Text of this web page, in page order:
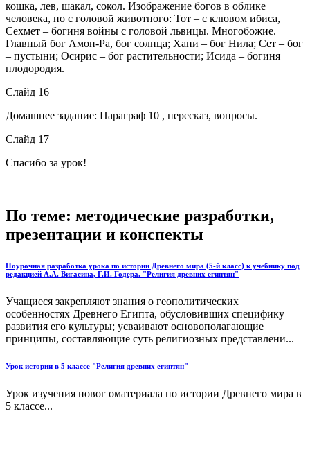
кошка, лев, шакал, сокол. Изображение богов в облике
человека, но с головой животного: Тот – с клювом ибиса,
Сехмет – богиня войны с головой львицы. Многобожие.
Главный бог Амон-Ра, бог солнца; Хапи – бог Нила; Сет – бог
– пустыни; Осирис – бог растительности; Исида – богиня
плодородия.
Слайд 16
Домашнее задание: Параграф 10 , пересказ, вопросы.
Слайд 17
Спасибо за урок!
По теме: методические разработки,
презентации и конспекты
Поурочная разработка урока по истории Древнего мира (5-й класс) к учебнику под
редакцией А.А. Вигасина, Г.И. Годера. "Религия древних египтян"
Учащиеся закрепляют знания о геополитических
особенностях Древнего Египта, обусловивших специфику
развития его культуры; усваивают основополагающие
принципы, составляющие суть религиозных представлени...
Урок истории в 5 классе "Религия древних египтян"
Урок изучения новог оматериала по истории Древнего мира в
5 классе...